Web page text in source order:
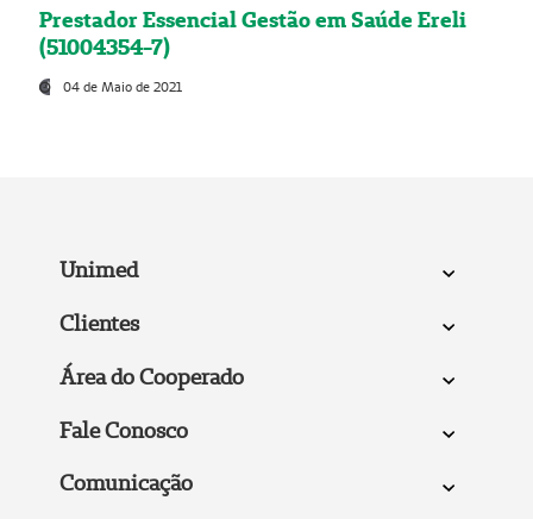
Prestador Essencial Gestão em Saúde Ereli
(51004354-7)
04 de Maio de 2021
Unimed
Clientes
Área do Cooperado
Fale Conosco
Comunicação